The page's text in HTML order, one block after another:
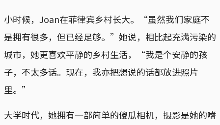
小时候，Joan在菲律宾乡村长大。“虽然我们家庭不
是拥有很多，但已经足够。”她说，相比起充满污染的
城市，她更喜欢平静的乡村生活，“我是个安静的孩
子，不太多话。现在，我亦把想说的话都放进照片
里。”
大学时代，她拥有一部简单的傻瓜相机，摄影是她的嗜